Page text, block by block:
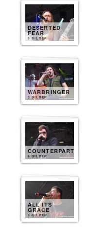
DESERTED
FEAR
9 BILDER
WARBRINGER
9 BILDER
COUNTERPARTS
6 BILDER
ALL ITS
GRACE
5 BILDER